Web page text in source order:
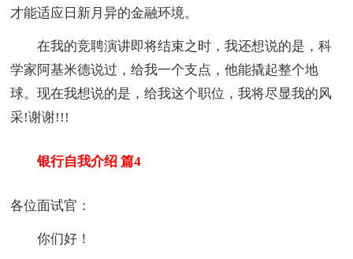
才能适应日新月异的金融环境。
在我的竞聘演讲即将结束之时，我还想说的是，科
学家阿基米德说过，给我一个支点，他能撬起整个地
球。现在我想说的是，给我这个职位，我将尽显我的风
采!谢谢!!!
银行自我介绍 篇4
各位面试官：
你们好！